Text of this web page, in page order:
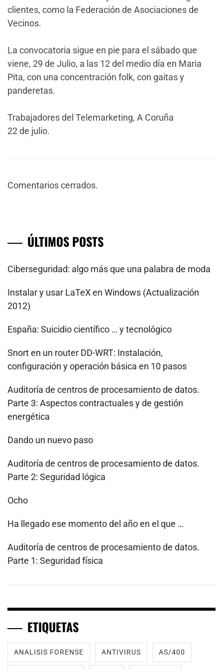
clientes, como la Federación de Asociaciones de
Vecinos.
La convocatoria sigue en pie para el sábado que
viene, 29 de Julio, a las 12 del medio día en Maria
Pita, con una concentración folk, con gaitas y
panderetas.
Trabajadores del Telemarketing, A Coruña
22 de julio.
Comentarios cerrados.
ÚLTIMOS POSTS
Ciberseguridad: algo más que una palabra de moda
Instalar y usar LaTeX en Windows (Actualización
2012)
España: Suicidio científico … y tecnológico
Snort en un router DD-WRT: Instalación,
configuración y operación básica en 10 pasos
Auditoría de centros de procesamiento de datos.
Parte 3: Aspectos contractuales y de gestión
energética
Dando un nuevo paso
Auditoría de centros de procesamiento de datos.
Parte 2: Seguridad lógica
Ocho
Ha llegado ese momento del año en el que …
Auditoría de centros de procesamiento de datos.
Parte 1: Seguridad física
ETIQUETAS
ANALISIS FORENSE ANTIVIRUS AS/400